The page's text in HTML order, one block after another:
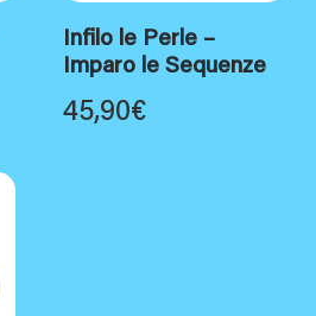
Infilo le Perle –
Imparo le Sequenze
45,90€